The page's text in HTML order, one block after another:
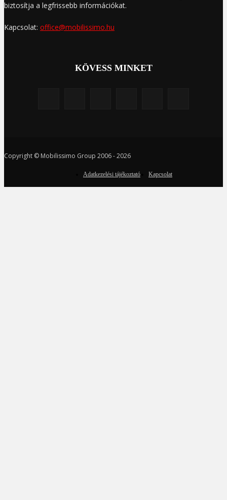
biztosítja a legfrissebb információkat.
Kapcsolat: office@mobilissimo.hu
KÖVESS MINKET
Copyright © Mobilissimo Group 2006 - 2026
Adatkezelési tájékoztató Kapcsolat